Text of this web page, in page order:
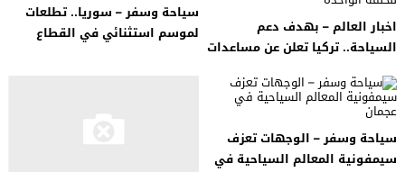
اخبار العالم – بهدف دعم
السياحة.. تركيا تعلن عن مساعدات
للحلقة الواحدة
سياحة وسفر – سوريا.. تطلعات
لموسم استثنائي في القطاع
سياحة وسفر – الوجهات تعزف
سيمفونية المعالم السياحية في